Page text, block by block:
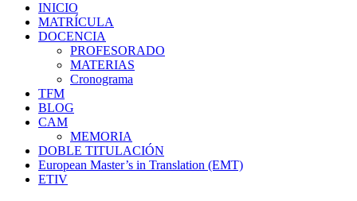
INICIO
MATRÍCULA
DOCENCIA
PROFESORADO
MATERIAS
Cronograma
TFM
BLOG
CAM
MEMORIA
DOBLE TITULACIÓN
European Master’s in Translation (EMT)
ETIV